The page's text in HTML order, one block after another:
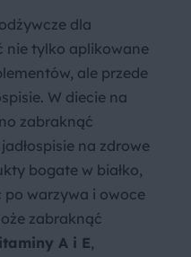
dla
nie tylko aplikowane
ale przede
W diecie na
zabraknąć
na zdrowe
bogate w białko,
po warzywa i owoce
zabraknąć
A i E,